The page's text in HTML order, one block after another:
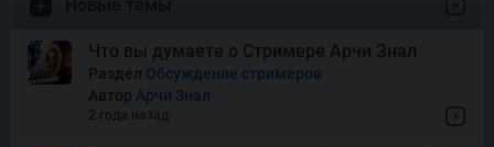
Snake’s Gold Dream Drop
Что вы думаете о Стримере Арчи Знал
Раздел Обсуждение стримеров
Автор Арчи Знал
2 года назад